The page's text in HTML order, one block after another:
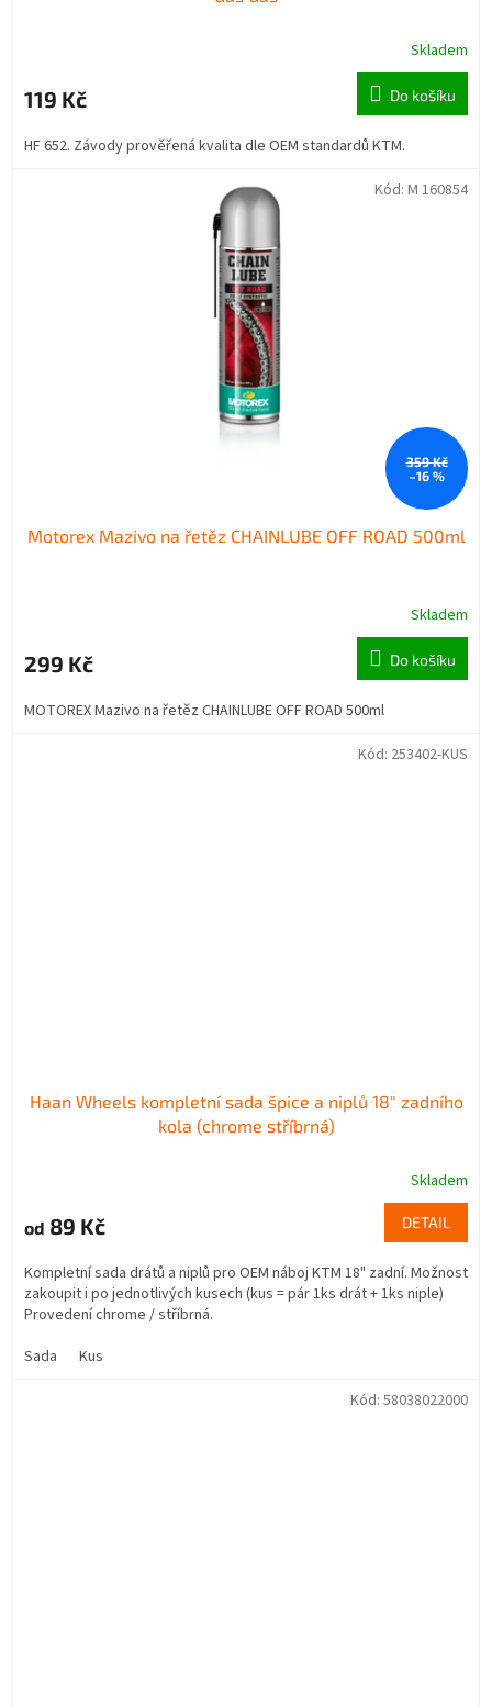
Skladem
119 Kč Do košíku
HF 652. Závody prověřená kvalita dle OEM standardů KTM.
359 Kč
–16 %
Motorex Mazivo na řetěz CHAINLUBE OFF ROAD 500ml
Skladem
299 Kč Do košíku
MOTOREX Mazivo na řetěz CHAINLUBE OFF ROAD 500ml
Kód: M 160854
Haan Wheels kompletní sada špice a niplů 18" zadního
kola (chrome stříbrná)
Skladem
od 89 Kč DETAIL
Kompletní sada drátů a niplů pro OEM náboj KTM 18" zadní. Možnost
zakoupit i po jednotlivých kusech (kus = pár 1ks drát + 1ks niple)
Provedení chrome / stříbrná.
Sada
Kus
Kód: 253402-KUS
Kód: 58038022000